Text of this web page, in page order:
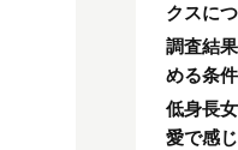
クスに
調査結
める条
低身長
愛で感